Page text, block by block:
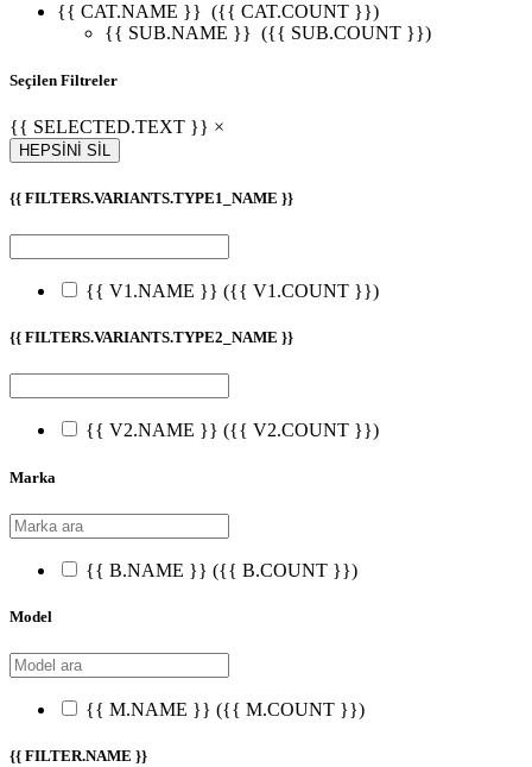
{{ CAT.NAME }} ({{ CAT.COUNT }})
{{ SUB.NAME }} ({{ SUB.COUNT }})
Seçilen Filtreler
{{ SELECTED.TEXT }} ×
HEPSİNİ SİL
{{ FILTERS.VARIANTS.TYPE1_NAME }}
{{ V1.NAME }} ({{ V1.COUNT }})
{{ FILTERS.VARIANTS.TYPE2_NAME }}
{{ V2.NAME }} ({{ V2.COUNT }})
Marka
{{ B.NAME }} ({{ B.COUNT }})
Model
{{ M.NAME }} ({{ M.COUNT }})
{{ FILTER.NAME }}